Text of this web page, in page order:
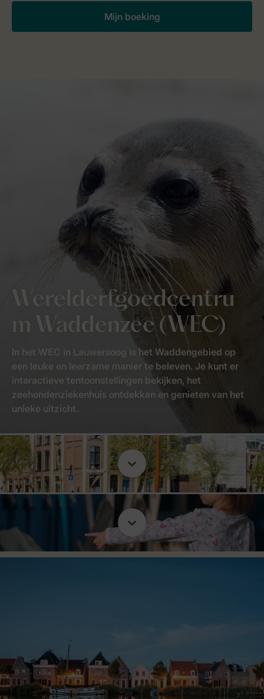
Mijn boeking
Werelderfgoedcentru
m Waddenzee (WEC)
In het WEC in Lauwersoog is het Waddengebied op
een leuke en leerzame manier te beleven. Je kunt er
interactieve tentoonstellingen bekijken, het
zeehondenziekenhuis ontdekken en genieten van het
unieke uitzicht.